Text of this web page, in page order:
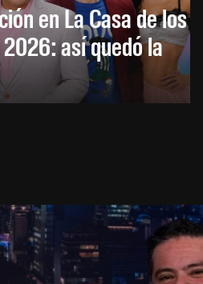
en La Casa de los
así quedó la